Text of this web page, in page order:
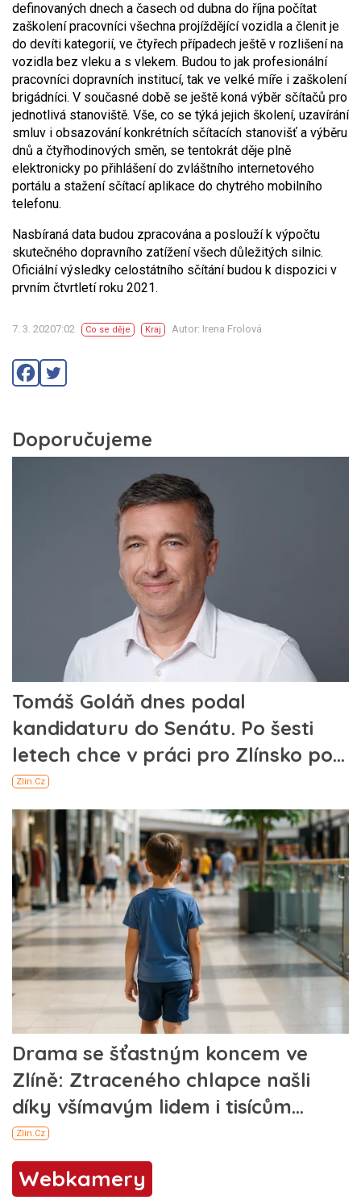
definovaných dnech a časech od dubna do října počítat
zaškolení pracovníci všechna projíždějící vozidla a členit je
do devíti kategorií, ve čtyřech případech ještě v rozlišení na
vozidla bez vleku a s vlekem. Budou to jak profesionální
pracovníci dopravních institucí, tak ve velké míře i zaškolení
brigádníci. V současné době se ještě koná výběr sčítačů pro
jednotlivá stanoviště. Vše, co se týká jejich školení, uzavírání
smluv i obsazování konkrétních sčítacích stanovišť a výběru
dnů a čtyřhodinových směn, se tentokrát děje plně
elektronicky po přihlášení do zvláštního internetového
portálu a stažení sčítací aplikace do chytrého mobilního
telefonu.
Nasbíraná data budou zpracována a poslouží k výpočtu
skutečného dopravního zatížení všech důležitých silnic.
Oficiální výsledky celostátního sčítání budou k dispozici v
prvním čtvrtletí roku 2021.
7. 3. 20207:02 Co se děje Kraj Autor: Irena Frolová
Webkamery